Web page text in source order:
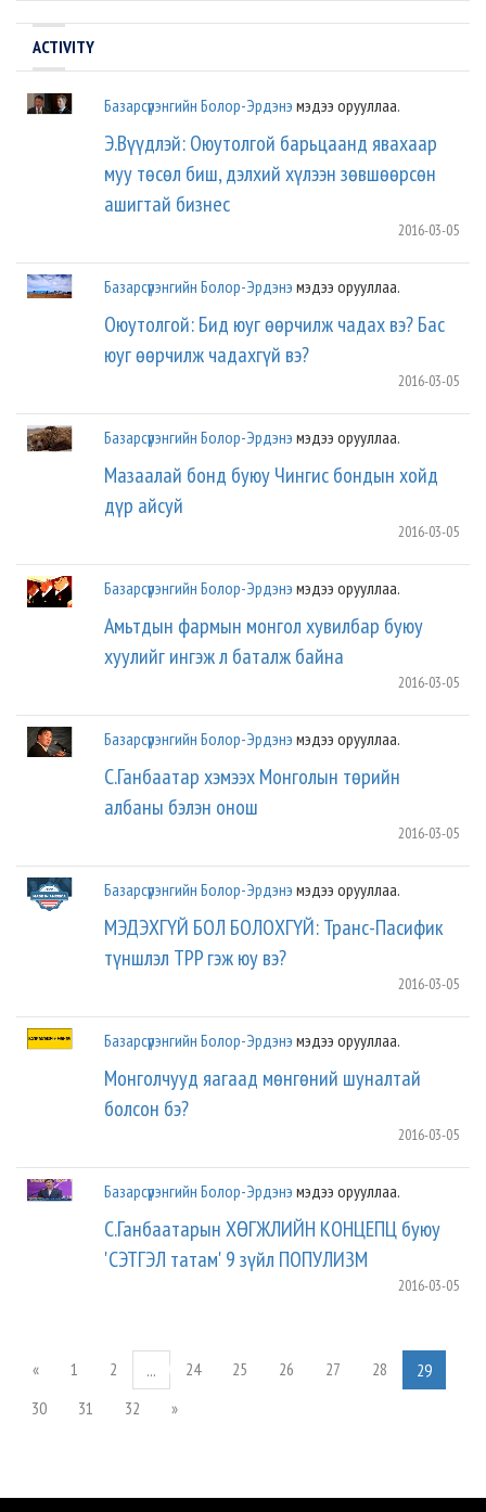
ACTIVITY
Базарсүрэнгийн Болор-Эрдэнэ мэдээ орууллаа.
Э.Вүүдлэй: Оюутолгой барьцаанд явахаар
муу төсөл биш, дэлхий хүлээн зөвшөөрсөн
ашигтай бизнес
2016-03-05
Базарсүрэнгийн Болор-Эрдэнэ мэдээ орууллаа.
Оюутолгой: Бид юуг өөрчилж чадах вэ? Бас
юуг өөрчилж чадахгүй вэ?
2016-03-05
Базарсүрэнгийн Болор-Эрдэнэ мэдээ орууллаа.
Мазаалай бонд буюу Чингис бондын хойд
дүр айсуй
2016-03-05
Базарсүрэнгийн Болор-Эрдэнэ мэдээ орууллаа.
Амьтдын фармын монгол хувилбар буюу
хуулийг ингэж л баталж байна
2016-03-05
Базарсүрэнгийн Болор-Эрдэнэ мэдээ орууллаа.
С.Ганбаатар хэмээх Монголын төрийн
албаны бэлэн онош
2016-03-05
Базарсүрэнгийн Болор-Эрдэнэ мэдээ орууллаа.
МЭДЭХГҮЙ БОЛ БОЛОХГҮЙ: Транс-Пасифик
түншлэл TPP гэж юу вэ?
2016-03-05
Базарсүрэнгийн Болор-Эрдэнэ мэдээ орууллаа.
Монголчууд яагаад мөнгөний шуналтай
болсон бэ?
2016-03-05
Базарсүрэнгийн Болор-Эрдэнэ мэдээ орууллаа.
С.Ганбаатарын ХӨГЖЛИЙН КОНЦЕПЦ буюу
'СЭТГЭЛ татам' 9 зүйл ПОПУЛИЗМ
2016-03-05
« 1 2 ... 24 25 26 27 28
29
30
31 32 »